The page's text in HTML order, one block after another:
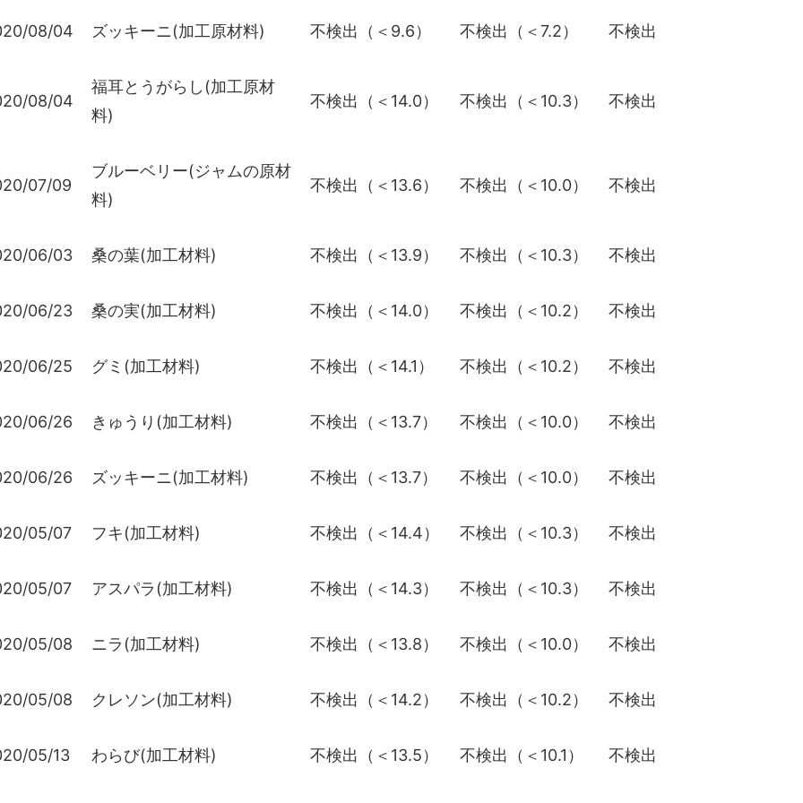
08/04 ズッキーニ(加工原材料) 不検出（＜9.6） 不検出（＜7.2） 不検出
08/04
福耳とうがらし(加工原材
料)
不検出（＜14.0） 不検出（＜10.3） 不検出
07/09
ブルーベリー(ジャムの原材
料)
不検出（＜13.6） 不検出（＜10.0） 不検出
06/03 桑の葉(加工材料) 不検出（＜13.9） 不検出（＜10.3） 不検出
06/23 桑の実(加工材料) 不検出（＜14.0） 不検出（＜10.2） 不検出
06/25 グミ(加工材料) 不検出（＜14.1） 不検出（＜10.2） 不検出
06/26 きゅうり(加工材料) 不検出（＜13.7） 不検出（＜10.0） 不検出
06/26 ズッキーニ(加工材料) 不検出（＜13.7） 不検出（＜10.0） 不検出
05/07 フキ(加工材料) 不検出（＜14.4） 不検出（＜10.3） 不検出
05/07 アスパラ(加工材料) 不検出（＜14.3） 不検出（＜10.3） 不検出
05/08 ニラ(加工材料) 不検出（＜13.8） 不検出（＜10.0） 不検出
05/08 クレソン(加工材料) 不検出（＜14.2） 不検出（＜10.2） 不検出
05/13 わらび(加工材料) 不検出（＜13.5） 不検出（＜10.1） 不検出